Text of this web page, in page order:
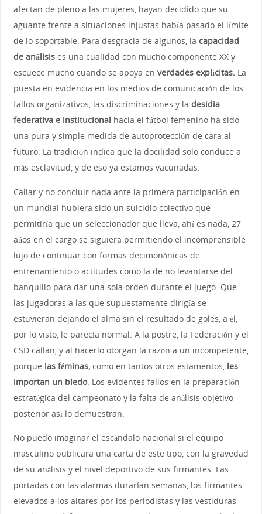
afectan de pleno a las mujeres, hayan decidido que su
aguante frente a situaciones injustas había pasado el límite
de lo soportable. Para desgracia de algunos, la capacidad
de análisises una cualidad con mucho componente XX y
escuece mucho cuando se apoya en verdades explícitas.La
puesta en evidencia en los medios de comunicación de los
fallos organizativos, las discriminaciones y la desidia
federativa e institucional hacia el fútbol femenino ha sido
una pura y simple medida de autoprotección de cara al
futuro. La tradición indica que la docilidad solo conduce a
más esclavitud, y de eso ya estamos vacunadas.
Callar y no concluir nada ante la primera participación en
un mundial hubiera sido un suicidio colectivo que
permitiría que un seleccionador que lleva, ahí es nada, 27
años en el cargo se siguiera permitiendo el incomprensible
lujo de continuar con formas decimonónicas de
entrenamiento o actitudes como la de no levantarse del
banquillo para dar una sola orden durante el juego. Que
las jugadoras a las que supuestamente dirigía se
estuvieran dejando el alma sin el resultado de goles, a él,
por lo visto, le parecía normal. A la postre, la Federación y el
CSD callan, y al hacerlo otorgan la razón a un incompetente,
porque las féminas,como en tantos otros estamentos, les
importan un bledo. Los evidentes fallos en la preparación
estratégica del campeonato y la falta de análisis objetivo
posterior así lo demuestran.
No puedo imaginar el escándalo nacional si el equipo
masculino publicara una carta de este tipo, con la gravedad
de su análisis y el nivel deportivo de sus firmantes. Las
portadas con las alarmas durarían semanas, los firmantes
elevados a los altares por los periodistas y las vestiduras